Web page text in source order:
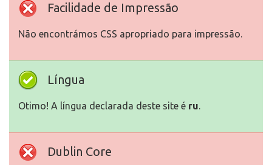
Facilidade de Impressão
Não encontrámos CSS apropriado para impressão.
Língua
Otimo! A língua declarada deste site é ru.
Dublin Core